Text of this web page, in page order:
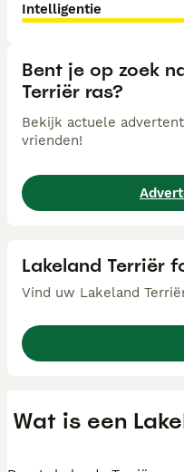
Intelligentie
Bent je op zoek
Terriër ras?
Bekijk actuele
vrienden!
Lakeland Terriër
Vind uw Lakeland
Wat is een